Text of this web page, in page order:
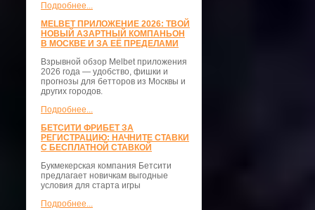
Подробнее...
MELBET ПРИЛОЖЕНИЕ 2026: ТВОЙ
НОВЫЙ АЗАРТНЫЙ КОМПАНЬОН
В МОСКВЕ И ЗА ЕЁ ПРЕДЕЛАМИ
Взрывной обзор Melbet приложения
2026 года — удобство, фишки и
прогнозы для бетторов из Москвы и
других городов.
Подробнее...
БЕТСИТИ ФРИБЕТ ЗА
РЕГИСТРАЦИЮ: НАЧНИТЕ СТАВКИ
С БЕСПЛАТНОЙ СТАВКОЙ
Букмекерская компания Бетсити
предлагает новичкам выгодные
условия для старта игры
Подробнее...